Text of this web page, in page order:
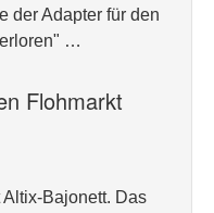
der Adapter für den
…
Flohmarkt
Altix-Bajonett. Das